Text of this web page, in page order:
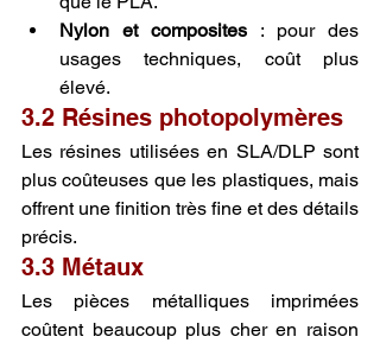
Nylon et composites : pour des
usages techniques, coût plus
élevé.
3.2 Résines photopolymères
Les résines utilisées en SLA/DLP sont
plus coûteuses que les plastiques, mais
offrent une finition très fine et des détails
précis.
3.3 Métaux
Les pièces métalliques imprimées
coûtent beaucoup plus cher en raison